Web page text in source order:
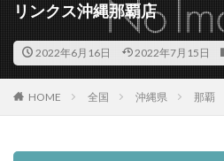
リンクス沖縄那覇店
2022年6月16日 2022年7月15日
HOME 全国 沖縄県 那覇